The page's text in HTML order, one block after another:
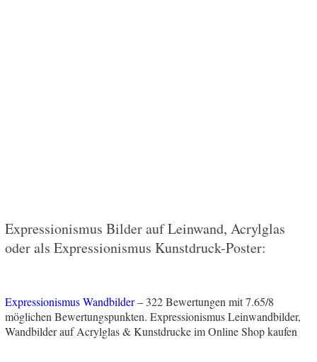
Expressionismus Bilder auf Leinwand, Acrylglas
oder als Expressionismus Kunstdruck-Poster:
Expressionismus Wandbilder– 322Bewertungen mit7.65/8
möglichen Bewertungspunkten. Expressionismus Leinwandbilder,
Wandbilder auf Acrylglas & Kunstdrucke im Online Shop kaufen